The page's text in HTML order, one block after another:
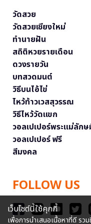
วัดสวย
วัดสวยเชียงใหม่
ทำนายฝัน
สถิติหวยรายเดือน
ดวงรายวัน
บทสวดมนต์
วิธีบนไอ้ไข่
ไหว้ท้าวเวสสุวรรณ
วิธีไหว้วัดแขก
วอลเปเปอร์พระแม่ลัก
วอลเปเปอร์ ฟรี
สีมงคล
FOLLOW US
เว็บไซต์นี้ใช้คุกกี้
เพื่อการนำเสนอเนื้อหาที่ดี ร